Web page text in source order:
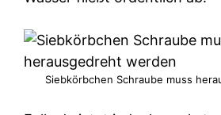
Siebkörbchen Schraube muss